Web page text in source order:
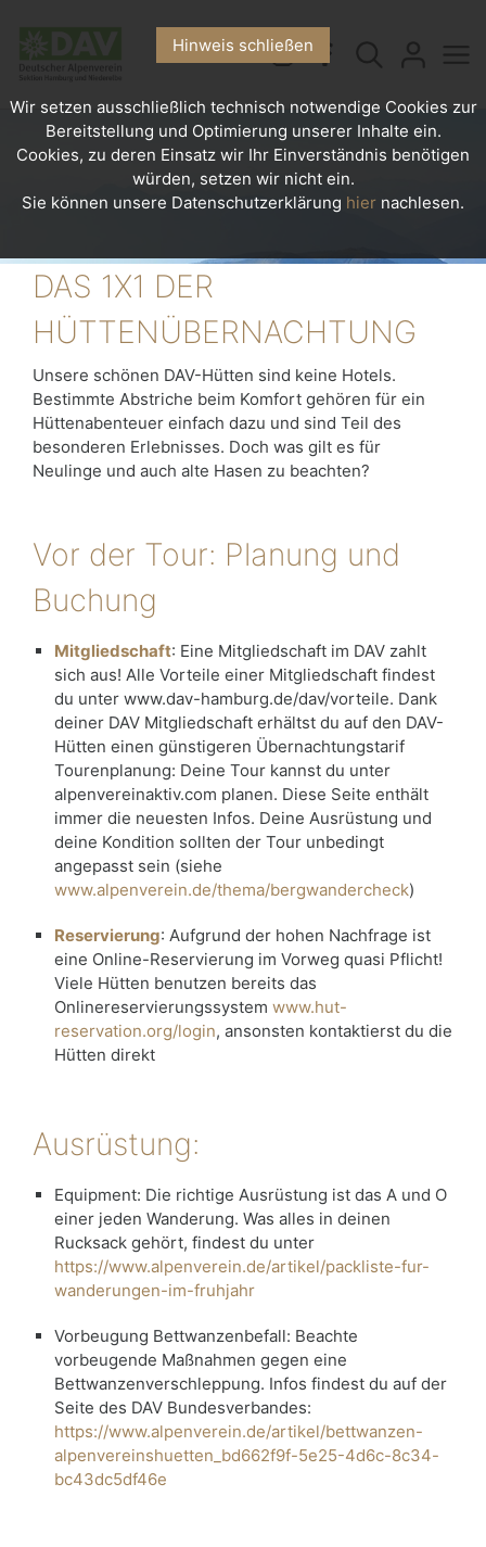
DAS 1X1 DER
HÜTTENÜBERNACHTUNG
Unsere schönen DAV-Hütten sind keine Hotels.
Bestimmte Abstriche beim Komfort gehören für ein
Hüttenabenteuer einfach dazu und sind Teil des
besonderen Erlebnisses. Doch was gilt es für
Neulinge und auch alte Hasen zu beachten?
Vor der Tour: Planung und
Buchung
Mitgliedschaft: Eine Mitgliedschaft im DAV zahlt
sich aus! Alle Vorteile einer Mitgliedschaft findest
du unter www.dav-hamburg.de/dav/vorteile. Dank
deiner DAV Mitgliedschaft erhältst du auf den DAV-
Hütten einen günstigeren Übernachtungstarif
Tourenplanung: Deine Tour kannst du unter
alpenvereinaktiv.com planen. Diese Seite enthält
immer die neuesten Infos. Deine Ausrüstung und
deine Kondition sollten der Tour unbedingt
angepasst sein (siehe
www.alpenverein.de/thema/bergwandercheck)
Reservierung: Aufgrund der hohen Nachfrage ist
eine Online-Reservierung im Vorweg quasi Pflicht!
Viele Hütten benutzen bereits das
Onlinereservierungssystem www.hut-
reservation.org/login, ansonsten kontaktierst du die
Hütten direkt
Ausrüstung:
Equipment: Die richtige Ausrüstung ist das A und O
einer jeden Wanderung. Was alles in deinen
Rucksack gehört, findest du unter
https://www.alpenverein.de/artikel/packliste-fur-
wanderungen-im-fruhjahr
Vorbeugung Bettwanzenbefall: Beachte
vorbeugende Maßnahmen gegen eine
Bettwanzenverschleppung. Infos findest du auf der
Seite des DAV Bundesverbandes:
https://www.alpenverein.de/artikel/bettwanzen-
alpenvereinshuetten_bd662f9f-5e25-4d6c-8c34-
bc43dc5df46e
Hinweis schließen
Wir setzen ausschließlich technisch notwendige Cookies zur
Bereitstellung und Optimierung unserer Inhalte ein.
Cookies, zu deren Einsatz wir Ihr Einverständnis benötigen
würden, setzen wir nicht ein.
Sie können unsere Datenschutzerklärung hier nachlesen.